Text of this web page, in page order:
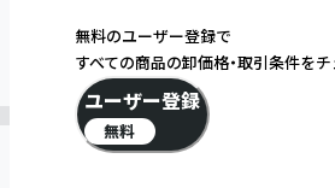
無料のユーザー登録で
すべての商品の卸価格・取引条件をチ
ユーザー登録
無料